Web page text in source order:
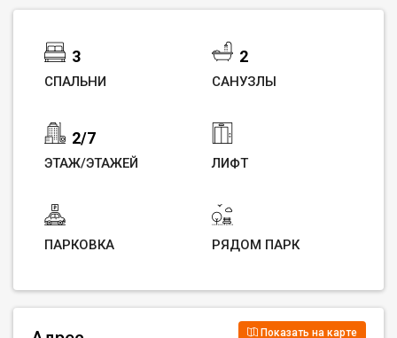
3
СПАЛЬНИ
2
САНУЗЛЫ
2/7
ЭТАЖ/ЭТАЖЕЙ ЛИФТ
ПАРКОВКА РЯДОМ ПАРК
Показать на карте